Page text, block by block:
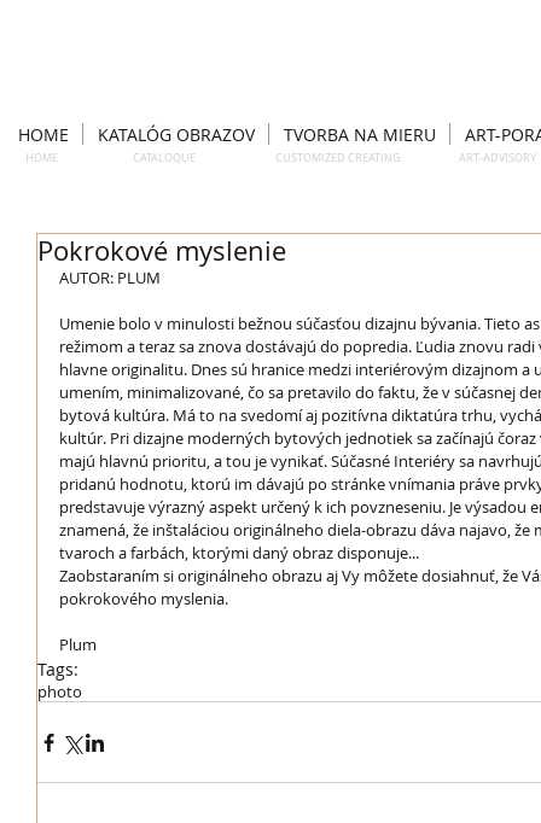
HOME KATALÓG OBRAZOV TVORBA NA MIERU ART-
Pokrokové myslenie
AUTOR: PLUM
Umenie bolo v minulosti bežnou súčasťou dizajnu bývania. Tieto
režimom a teraz sa znova dostávajú do popredia. Ľudia znovu
hlavne originalitu. Dnes sú hranice medzi interiérovým dizajnom
umením, minimalizované, čo sa pretavilo do faktu, že v súčasnej
bytová kultúra. Má to na svedomí aj pozitívna diktatúra trhu,
kultúr. Pri dizajne moderných bytových jednotiek sa začínajú
majú hlavnú prioritu, a tou je vynikať. Súčasné Interiéry sa
pridanú hodnotu, ktorú im dávajú po stránke vnímania práve
predstavuje výrazný aspekt určený k ich povzneseniu. Je
znamená, že inštaláciou originálneho diela-obrazu dáva najavo,
tvaroch a farbách, ktorými daný obraz disponuje...
Zaobstaraním si originálneho obrazu aj Vy môžete dosiahnuť, že
pokrokového myslenia.
Plum
Tags:
photo
HOME CATALOQUE CUSTOMIZED CREATING ART-